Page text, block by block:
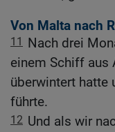
Von Malta nach
11
Nach drei
einem Schiff aus
überwintert hatte
führte.
12 Und als wir